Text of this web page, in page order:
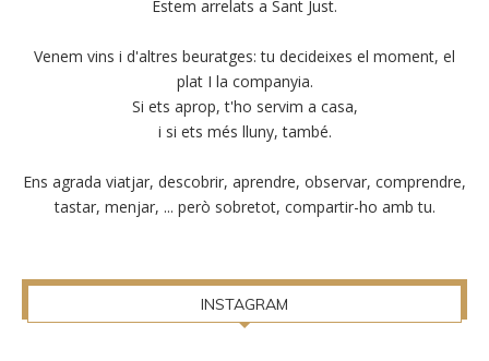
Estem arrelats a Sant Just.
Venem vins i d'altres beuratges: tu decideixes el moment, el
plat I la companyia.
Si ets aprop, t'ho servim a casa,
i si ets més lluny, també.
Ens agrada viatjar, descobrir, aprendre, observar, comprendre,
tastar, menjar, ... però sobretot, compartir-ho amb tu.
INSTAGRAM